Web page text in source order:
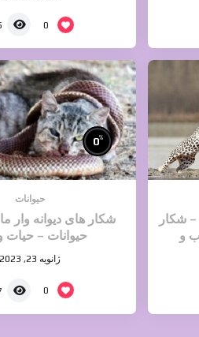
0
شکار
و
0%
حیوانات
شکار های دیوانه وار
حیوانات –
ژانویه 23, 2023
0